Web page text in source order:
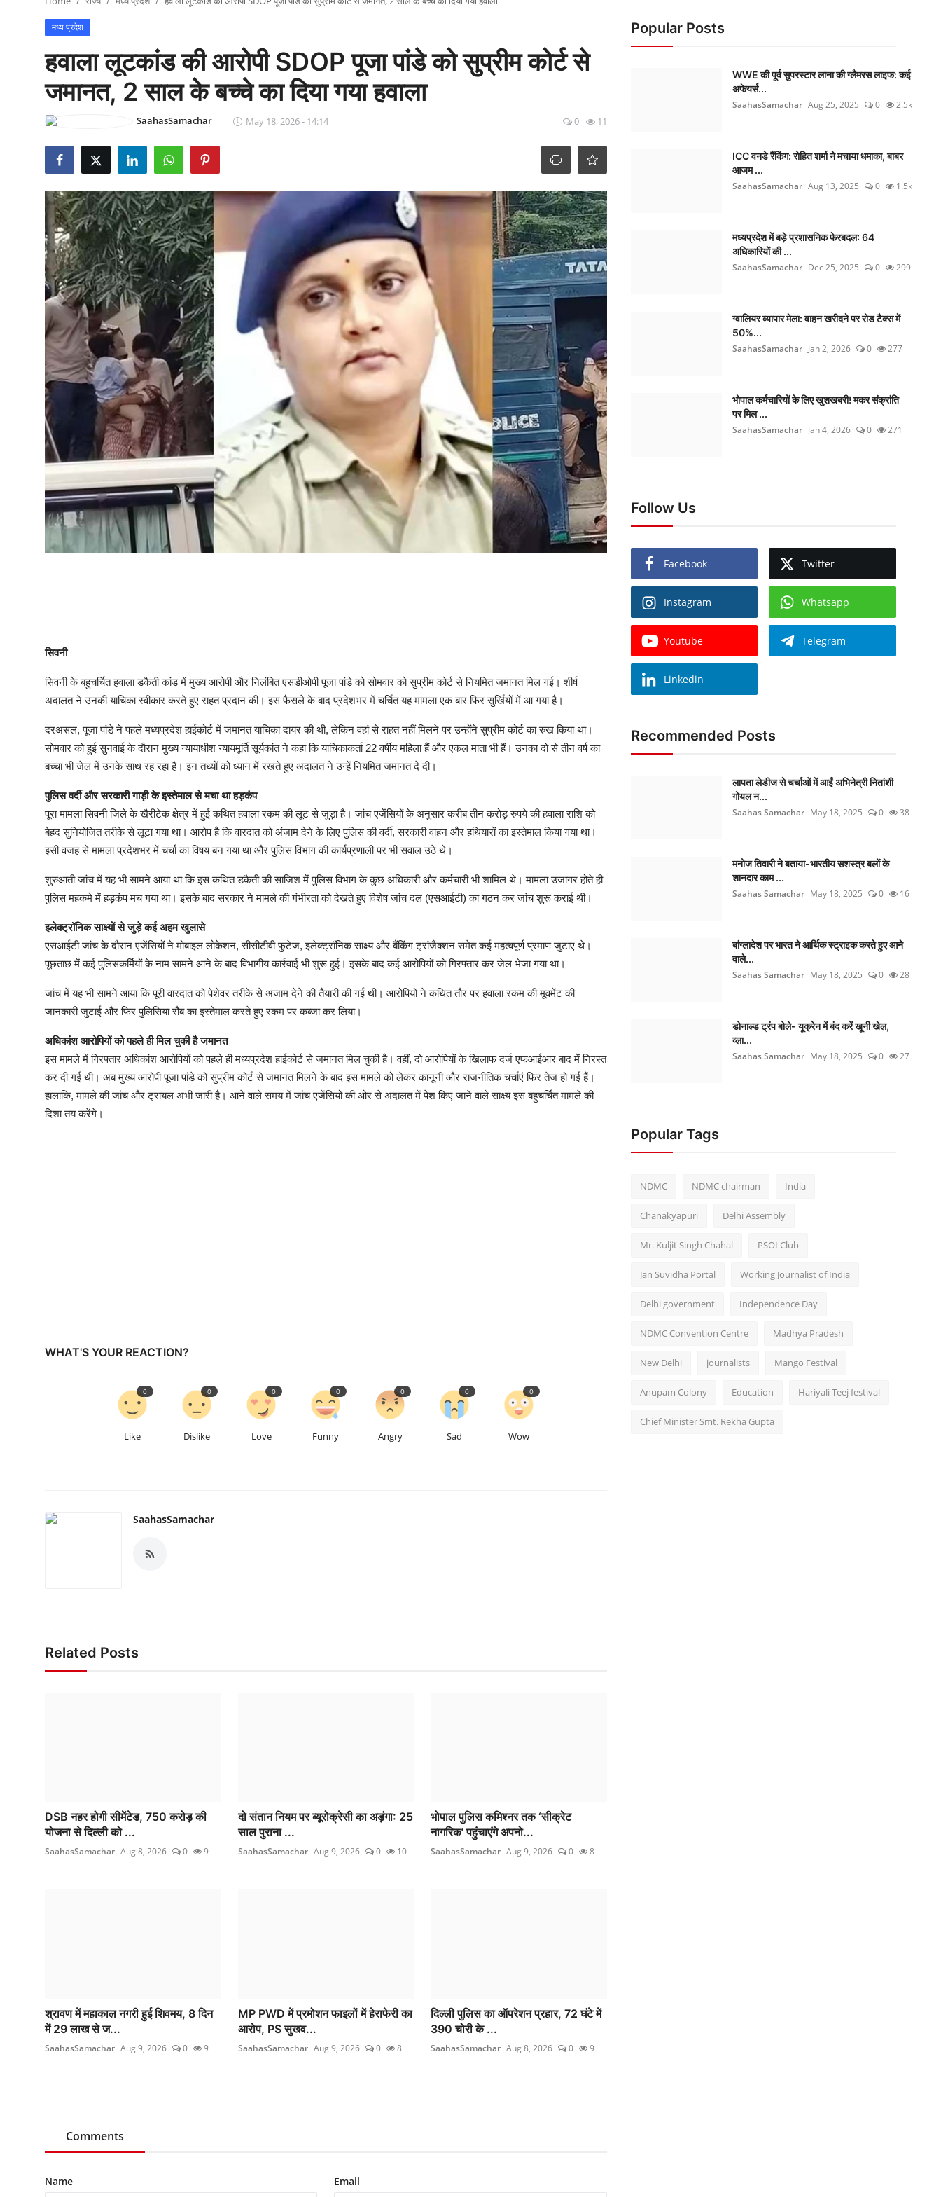
लाइफस्टाइल
मध्य प्रदेश
हवाला लूटकांड की आरोपी SDOP पूजा पांडे को सुप्रीम कोर्ट से
जमानत, 2 साल के बच्चे का दिया गया हवाला
SaahasSamachar May 18, 2026 - 14:14 0 11
सिवनी
सिवनी के बहुचर्चित हवाला डकैती कांड में मुख्य आरोपी और निलंबित एसडीओपी पूजा पांडे को सोमवार को सुप्रीम कोर्ट से नियमित जमानत मिल गई। शीर्ष
अदालत ने उनकी याचिका स्वीकार करते हुए राहत प्रदान की। इस फैसले के बाद प्रदेशभर में चर्चित यह मामला एक बार फिर सुर्खियों में आ गया है।
दरअसल, पूजा पांडे ने पहले मध्यप्रदेश हाईकोर्ट में जमानत याचिका दायर की थी, लेकिन वहां से राहत नहीं मिलने पर उन्होंने सुप्रीम कोर्ट का रुख किया था।
सोमवार को हुई सुनवाई के दौरान मुख्य न्यायाधीश न्यायमूर्ति सूर्यकांत ने कहा कि याचिकाकर्ता 22 वर्षीय महिला हैं और एकल माता भी हैं। उनका दो से तीन वर्ष का
बच्चा भी जेल में उनके साथ रह रहा है। इन तथ्यों को ध्यान में रखते हुए अदालत ने उन्हें नियमित जमानत दे दी।
पुलिस वर्दी और सरकारी गाड़ी के इस्तेमाल से मचा था हड़कंप
पूरा मामला सिवनी जिले के खैरीटेक क्षेत्र में हुई कथित हवाला रकम की लूट से जुड़ा है। जांच एजेंसियों के अनुसार करीब तीन करोड़ रुपये की हवाला राशि को
बेहद सुनियोजित तरीके से लूटा गया था। आरोप है कि वारदात को अंजाम देने के लिए पुलिस की वर्दी, सरकारी वाहन और हथियारों का इस्तेमाल किया गया था।
इसी वजह से मामला प्रदेशभर में चर्चा का विषय बन गया था और पुलिस विभाग की कार्यप्रणाली पर भी सवाल उठे थे।
शुरुआती जांच में यह भी सामने आया था कि इस कथित डकैती की साजिश में पुलिस विभाग के कुछ अधिकारी और कर्मचारी भी शामिल थे। मामला उजागर होते ही
पुलिस महकमे में हड़कंप मच गया था। इसके बाद सरकार ने मामले की गंभीरता को देखते हुए विशेष जांच दल (एसआईटी) का गठन कर जांच शुरू कराई थी।
इलेक्ट्रॉनिक साक्ष्यों से जुड़े कई अहम खुलासे
एसआईटी जांच के दौरान एजेंसियों ने मोबाइल लोकेशन, सीसीटीवी फुटेज, इलेक्ट्रॉनिक साक्ष्य और बैंकिंग ट्रांजैक्शन समेत कई महत्वपूर्ण प्रमाण जुटाए थे।
पूछताछ में कई पुलिसकर्मियों के नाम सामने आने के बाद विभागीय कार्रवाई भी शुरू हुई। इसके बाद कई आरोपियों को गिरफ्तार कर जेल भेजा गया था।
जांच में यह भी सामने आया कि पूरी वारदात को पेशेवर तरीके से अंजाम देने की तैयारी की गई थी। आरोपियों ने कथित तौर पर हवाला रकम की मूवमेंट की
जानकारी जुटाई और फिर पुलिसिया रौब का इस्तेमाल करते हुए रकम पर कब्जा कर लिया।
अधिकांश आरोपियों को पहले ही मिल चुकी है जमानत
इस मामले में गिरफ्तार अधिकांश आरोपियों को पहले ही मध्यप्रदेश हाईकोर्ट से जमानत मिल चुकी है। वहीं, दो आरोपियों के खिलाफ दर्ज एफआईआर बाद में निरस्त
कर दी गई थी। अब मुख्य आरोपी पूजा पांडे को सुप्रीम कोर्ट से जमानत मिलने के बाद इस मामले को लेकर कानूनी और राजनीतिक चर्चाएं फिर तेज हो गई हैं।
हालांकि, मामले की जांच और ट्रायल अभी जारी है। आने वाले समय में जांच एजेंसियों की ओर से अदालत में पेश किए जाने वाले साक्ष्य इस बहुचर्चित मामले की
दिशा तय करेंगे।
WHAT'S YOUR REACTION?
Like
0
Dislike
0
Love
0
Funny
0
Angry
0
Sad
0
Wow
0
SaahasSamachar
Related Posts
DSB नहर होगी सीमेंटेड, 750 करोड़ की
योजना से दिल्ली को ...
SaahasSamachar Aug 8, 2026 0 9
दो संतान नियम पर ब्यूरोक्रेसी का अड़ंगा: 25
साल पुराना ...
SaahasSamachar Aug 9, 2026 0 10
भोपाल पुलिस कमिश्नर तक ‘सीक्रेट
नागरिक’ पहुंचाएंगे अपनो...
SaahasSamachar Aug 9, 2026 0 8
श्रावण में महाकाल नगरी हुई शिवमय, 8 दिन
में 29 लाख से ज...
SaahasSamachar Aug 9, 2026 0 9
MP PWD में प्रमोशन फाइलों में हेराफेरी का
आरोप, PS सुखव...
SaahasSamachar Aug 9, 2026 0 8
दिल्ली पुलिस का ऑपरेशन प्रहार, 72 घंटे में
390 चोरी के ...
SaahasSamachar Aug 8, 2026 0 9
Comments
Name Email
Popular Posts
WWE की पूर्व सुपरस्टार लाना की ग्लैमरस लाइफ: कई
अफेयर्स...
SaahasSamachar Aug 25, 2025 0 2.5k
ICC वनडे रैंकिंग: रोहित शर्मा ने मचाया धमाका, बाबर
आजम ...
SaahasSamachar Aug 13, 2025 0 1.5k
मध्यप्रदेश में बड़े प्रशासनिक फेरबदल: 64
अधिकारियों की ...
SaahasSamachar Dec 25, 2025 0 299
ग्वालियर व्यापार मेला: वाहन खरीदने पर रोड टैक्स में
50%...
SaahasSamachar Jan 2, 2026 0 277
भोपाल कर्मचारियों के लिए खुशखबरी! मकर संक्रांति
पर मिल ...
SaahasSamachar Jan 4, 2026 0 271
Follow Us
Facebook Twitter
Instagram Whatsapp
Youtube Telegram
Linkedin
Recommended Posts
लापता लेडीज से चर्चाओं में आईं अभिनेत्री नितांशी
गोयल न...
Saahas Samachar May 18, 2025 0 38
मनोज तिवारी ने बताया-भारतीय सशस्त्र बलों के
शानदार काम ...
Saahas Samachar May 18, 2025 0 16
बांग्लादेश पर भारत ने आर्थिक स्ट्राइक करते हुए आने
वाले...
Saahas Samachar May 18, 2025 0 28
डोनाल्ड ट्रंप बोले- यूक्रेन में बंद करें खूनी खेल,
व्ला...
Saahas Samachar May 18, 2025 0 27
Popular Tags
NDMC NDMC chairman India
Chanakyapuri Delhi Assembly
Mr. Kuljit Singh Chahal PSOI Club
Jan Suvidha Portal Working Journalist of India
Delhi government Independence Day
NDMC Convention Centre Madhya Pradesh
New Delhi journalists Mango Festival
Anupam Colony Education Hariyali Teej festival
Chief Minister Smt. Rekha Gupta